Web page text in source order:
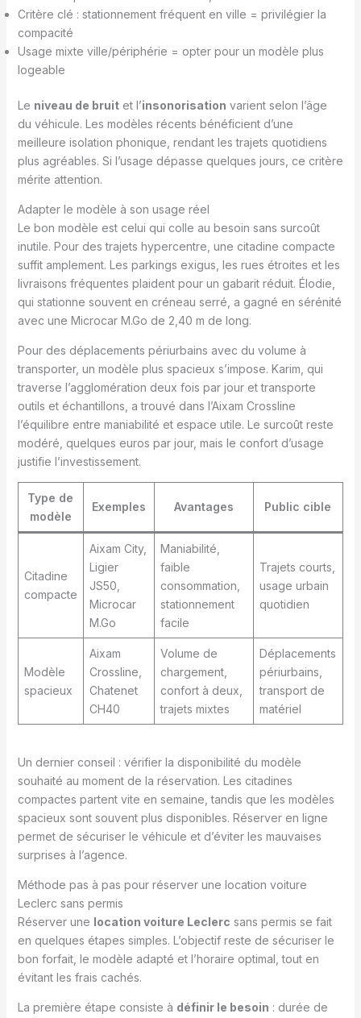
Critère clé : stationnement fréquent en ville = privilégier la
compacité
Usage mixte ville/périphérie = opter pour un modèle plus
logeable
Le niveau de bruitet l’insonorisation varient selon l’âge
du véhicule. Les modèles récents bénéficient d’une
meilleure isolation phonique, rendant les trajets quotidiens
plus agréables. Si l’usage dépasse quelques jours, ce critère
mérite attention.
Adapter le modèle à son usage réel
Le bon modèle est celui qui colle au besoin sans surcoût
inutile. Pour des trajets hypercentre, une citadine compacte
suffit amplement. Les parkings exigus, les rues étroites et les
livraisons fréquentes plaident pour un gabarit réduit. Élodie,
qui stationne souvent en créneau serré, a gagné en sérénité
avec une Microcar M.Go de 2,40 m de long.
Pour des déplacements périurbains avec du volume à
transporter, un modèle plus spacieux s’impose. Karim, qui
traverse l’agglomération deux fois par jour et transporte
outils et échantillons, a trouvé dans l’Aixam Crossline
l’équilibre entre maniabilité et espace utile. Le surcoût reste
modéré, quelques euros par jour, mais le confort d’usage
justifie l’investissement.
Type de
modèle
Exemples Avantages Public cible
Citadine
compacte
Aixam City,
Ligier
JS50,
Microcar
M.Go
Maniabilité,
faible
consommation,
stationnement
facile
Trajets courts,
usage urbain
quotidien
Modèle
spacieux
Aixam
Crossline,
Chatenet
CH40
Volume de
chargement,
confort à deux,
trajets mixtes
Déplacements
périurbains,
transport de
matériel
Un dernier conseil : vérifier la disponibilité du modèle
souhaité au moment de la réservation. Les citadines
compactes partent vite en semaine, tandis que les modèles
spacieux sont souvent plus disponibles. Réserver en ligne
permet de sécuriser le véhicule et d’éviter les mauvaises
surprises à l’agence.
Méthode pas à pas pour réserver une location voiture
Leclerc sans permis
Réserver une location voiture Leclerc sans permis se fait
en quelques étapes simples. L’objectif reste de sécuriser le
bon forfait, le modèle adapté et l’horaire optimal, tout en
évitant les frais cachés.
La première étape consiste à définir le besoin : durée de